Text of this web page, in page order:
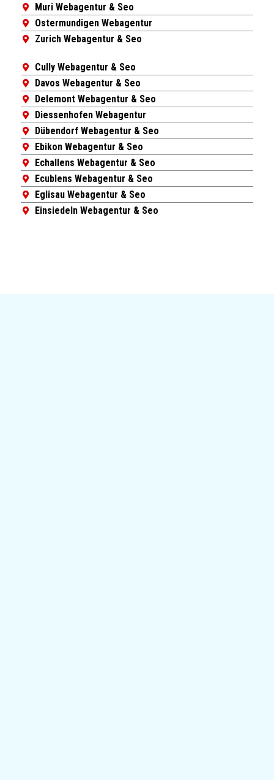
Muri Webagentur & Seo
Ostermundigen Webagentur
Zurich Webagentur & Seo
Cully Webagentur & Seo
Davos Webagentur & Seo
Delemont Webagentur & Seo
Diessenhofen Webagentur
Dübendorf Webagentur & Seo
Ebikon Webagentur & Seo
Echallens Webagentur & Seo
Ecublens Webagentur & Seo
Eglisau Webagentur & Seo
Einsiedeln Webagentur & Seo